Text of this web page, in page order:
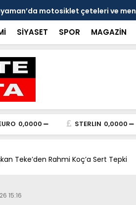
Refah Partisi'nde Nedim
olsun'SİYASET SPOR MAGAZİN
0,0000 STERLIN 0,0000
Teke’den Rahmi Koç’a Sert Tepki
15:16